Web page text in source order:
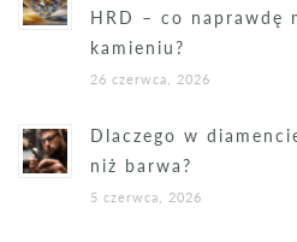
HRD – co naprawdę
kamieniu?
26 czerwca, 2026
Dlaczego w
niż barwa?
5 czerwca, 2026